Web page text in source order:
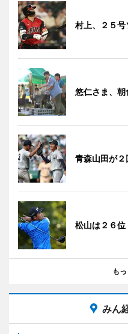
村上、２５
悠仁さま、
青森山田が
松山は２６
も
みん